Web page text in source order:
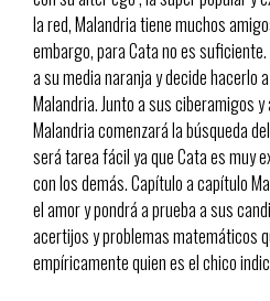
la red, Malandria tiene muchos
embargo, para Cata no es
a su media naranja y decide hacerlo
Malandria. Junto a sus ciberamigos
Malandria comenzará la búsqueda
será tarea fácil ya que Cata es muy
con los demás. Capítulo a capítulo
el amor y pondrá a prueba a sus
acertijos y problemas matemáticos
empíricamente quien es el chico